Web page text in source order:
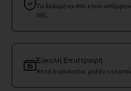
Τα δεδομένα σου είναι
SSL.
Εύκολη Επιστροφή
Απλή διαδικασία, μηδέν